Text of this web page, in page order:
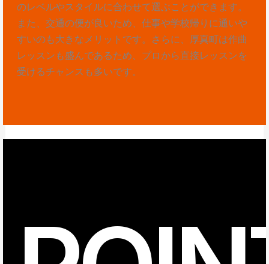
のレベルやスタイルに合わせて選ぶことができます。
また、交通の便が良いため、仕事や学校帰りに通いや
すいのも大きなメリットです。さらに、厚真町は作曲
レッスンも盛んであるため、プロから直接レッスンを
受けるチャンスも多いです。